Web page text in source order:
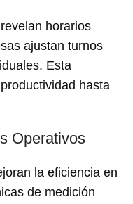
horarios
ajustan turnos
Esta
hasta
Operativos
la eficiencia en
de medición